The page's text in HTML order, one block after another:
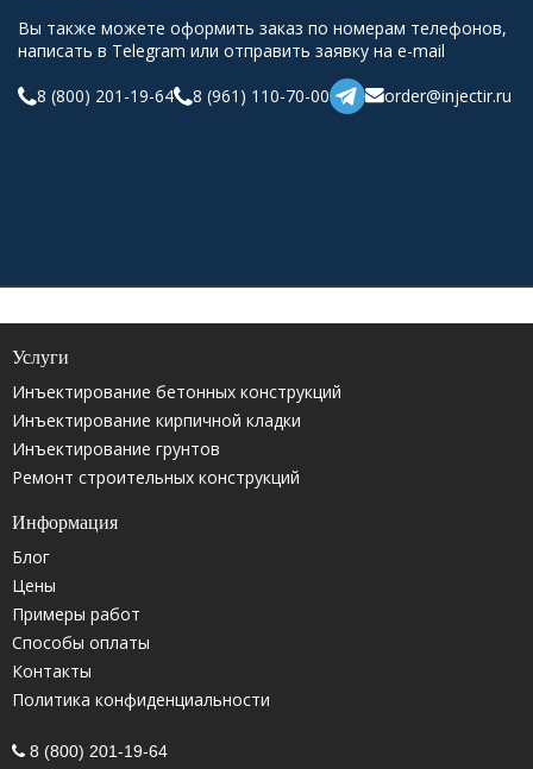
Вы также можете оформить заказ по номерам телефонов,
написать в Telegram или отправить заявку на e-mail
8 (800) 201-19-64 8 (961) 110-70-00 order@injectir.ru
Услуги
Инъектирование бетонных конструкций
Инъектирование кирпичной кладки
Инъектирование грунтов
Ремонт строительных конструкций
Информация
Блог
Цены
Примеры работ
Способы оплаты
Контакты
Политика конфиденциальности
8 (800) 201-19-64